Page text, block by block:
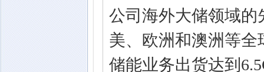
公司海外大储领域
美、欧洲和澳洲等全
储能业务出货达到